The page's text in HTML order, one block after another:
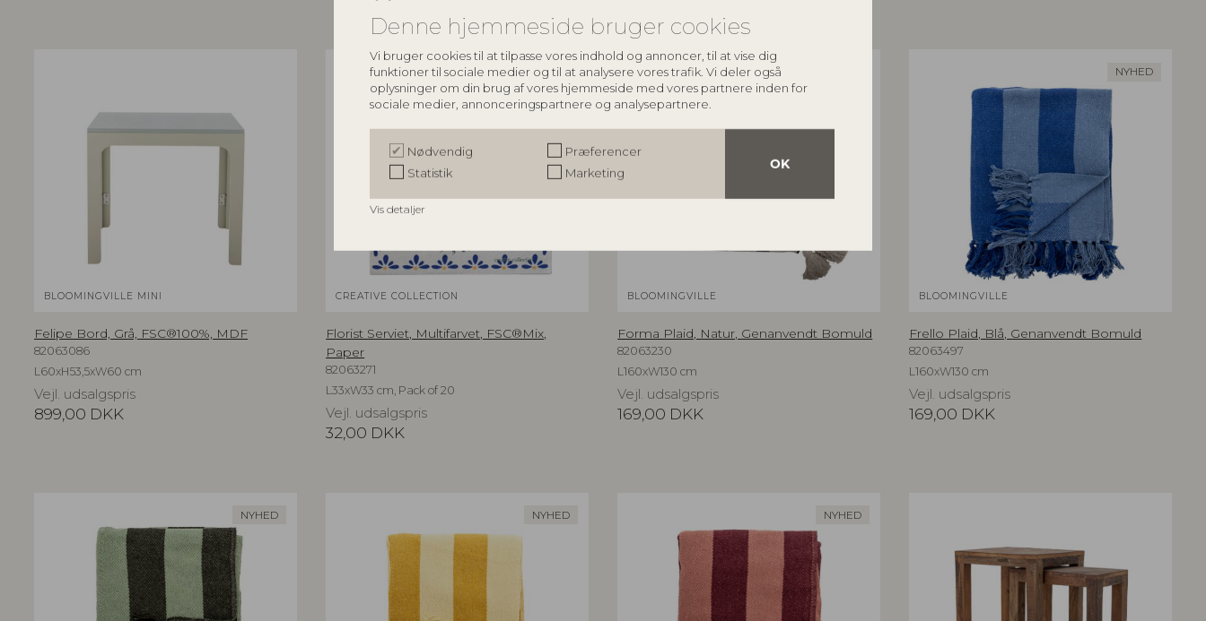
Denne hjemmeside bruger cookies
Vi bruger cookies til at tilpasse vores indhold og annoncer, til at vise dig
funktioner til sociale medier og til at analysere vores trafik. Vi deler også
oplysninger om din brug af vores hjemmeside med vores partnere inden for
sociale medier, annonceringspartnere og analysepartnere.
OK
Nødvendig
Præferencer
Statistik
Marketing
Vis detaljer
BLOOMINGVILLE MINI
Felipe Bord, Grå, FSC®100%, MDF
82063086
L60xH53,5xW60 cm
Vejl. udsalgspris
899,00 DKK
CREATIVE COLLECTION
Florist Serviet, Multifarvet, FSC®Mix,
Paper
82063271
L33xW33 cm, Pack of 20
Vejl. udsalgspris
32,00 DKK
BLOOMINGVILLE
Forma Plaid, Natur, Genanvendt Bomuld
82063230
L160xW130 cm
Vejl. udsalgspris
169,00 DKK
NYHED
BLOOMINGVILLE
Frello Plaid, Blå, Genanvendt Bomuld
82063497
L160xW130 cm
Vejl. udsalgspris
169,00 DKK
NYHED NYHED NYHED